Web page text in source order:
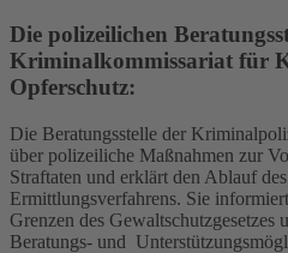
Die polizeilichen
Kriminalkommissariat für
Opferschutz:
Die Beratungsstelle der
über polizeiliche Maßnahmen zur
Straftaten und erklärt den Ablauf
Ermittlungsverfahrens. Sie
Grenzen des Gewaltschutzgesetzes
Beratungs- und